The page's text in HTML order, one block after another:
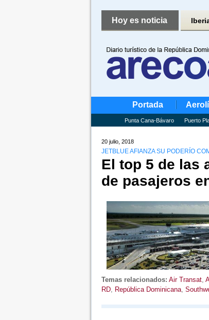
Hoy es noticia
Portada
Punta Cana-Bávaro Puerto
20 julio, 2018
JETBLUE AFIANZA SU PODERÍO
El top 5 de las
de pasajeros
Temas relacionados: Air Transat,
RD, República Dominicana,